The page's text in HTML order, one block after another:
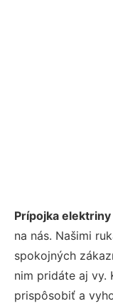
Prípojka
na nás. Našimi
spokojných
nim pridáte aj vy.
prispôsobiť a